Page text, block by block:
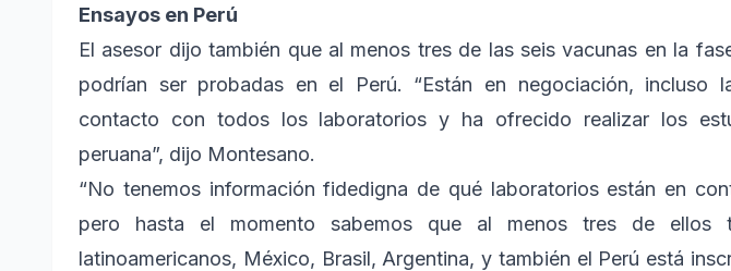
Ensayos en Perú
El asesor dijo también que al menos tres de las seis vacunas en la
podrían ser probadas en el Perú. “Están en negociación, incluso
contacto con todos los laboratorios y ha ofrecido realizar los
peruana”, dijo Montesano.
“No tenemos información fidedigna de qué laboratorios están en
pero hasta el momento sabemos que al menos tres de ellos
latinoamericanos, México, Brasil, Argentina, y también el Perú está